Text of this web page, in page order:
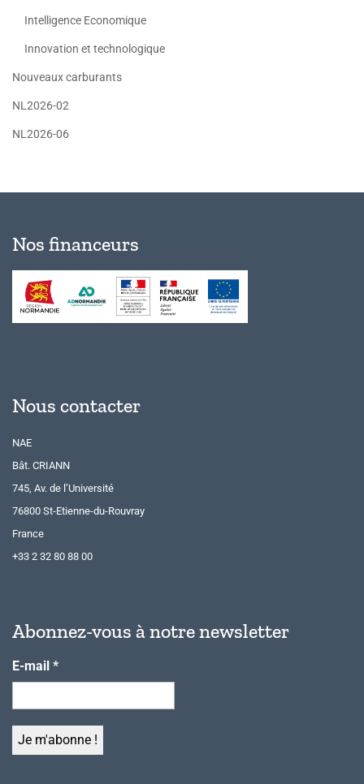
Intelligence Economique
Innovation et technologique
Nouveaux carburants
NL2026-02
NL2026-06
Nos financeurs
Nous contacter
NAE
Bât. CRIANN
745, Av. de l’Université
76800 St-Etienne-du-Rouvray
France
+33 2 32 80 88 00
Abonnez-vous à notre newsletter
E-mail *